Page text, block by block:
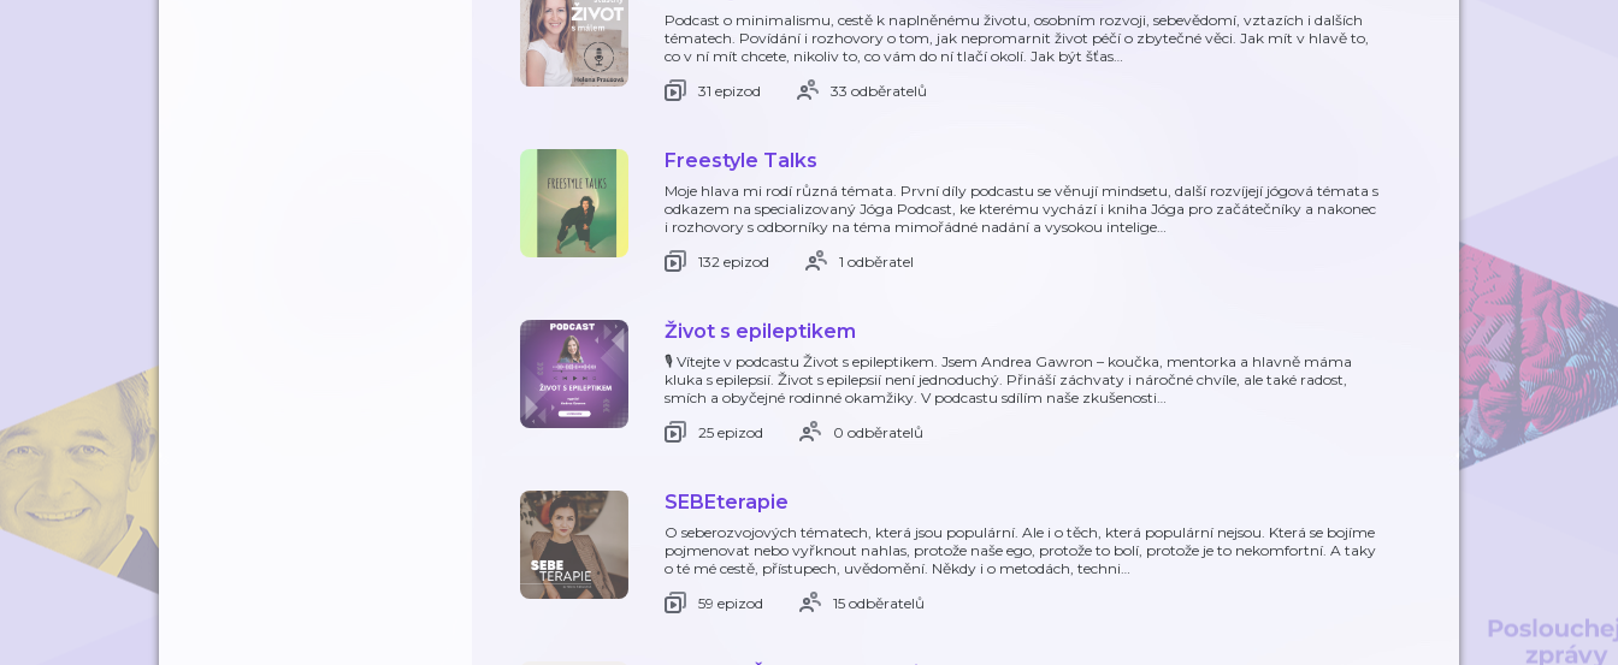
Podcast o minimalismu, cestě k naplněnému životu, osobním rozvoji, sebevědomí, vztazích i dalších
tématech. Povídání i rozhovory o tom, jak nepromarnit život péčí o zbytečné věci. Jak mít v hlavě to,
co v ní mít chcete, nikoliv to, co vám do ní tlačí okolí. Jak být šťas…
31 epizod
33 odběratelů
Freestyle Talks
Moje hlava mi rodí různá témata. První díly podcastu se věnují mindsetu, další rozvíjejí jógová témata s
odkazem na specializovaný Jóga Podcast, ke kterému vychází i kniha Jóga pro začátečníky a nakonec
i rozhovory s odborníky na téma mimořádné nadání a vysokou intelige…
132 epizod
1 odběratel
Život s epileptikem
🎙️ Vítejte v podcastu Život s epileptikem. Jsem Andrea Gawron – koučka, mentorka a hlavně máma
kluka s epilepsií. Život s epilepsií není jednoduchý. Přináší záchvaty i náročné chvíle, ale také radost,
smích a obyčejné rodinné okamžiky. V podcastu sdílím naše zkušenosti…
25 epizod
0 odběratelů
SEBEterapie
O seberozvojových tématech, která jsou populární. Ale i o těch, která populární nejsou. Která se bojíme
pojmenovat nebo vyřknout nahlas, protože naše ego, protože to bolí, protože je to nekomfortní. A taky
o té mé cestě, přístupech, uvědomění. Někdy i o metodách, techni…
59 epizod
15 odběratelů